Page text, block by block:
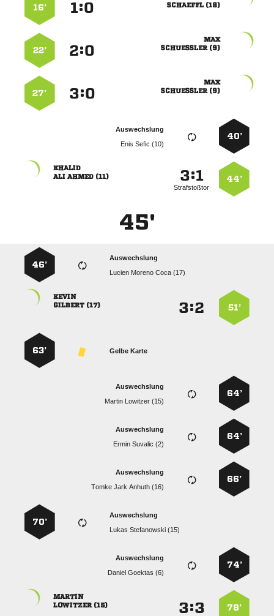
 
:
16’

 
:
22’

 
:
27’
40’
Auswechslung
  
44’
:
Strafstoßtor

  
45'
Auswechslung
   
46’
51’
:

 
Gelbe Karte
63’
64’
Auswechslung
  
64’
Auswechslung
  
66’
Auswechslung
   
Auswechslung
  
70’
74’
Auswechslung
  
78’
:

 